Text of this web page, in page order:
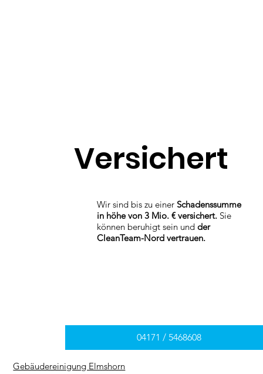
Versichert
Wir sind bis zu einer Schadenssumme
in höhe von 3 Mio. € versichert.Sie
können beruhigt sein und der
CleanTeam-Nord vertrauen.
04171 / 5468608
Gebäudereinigung Elmshorn